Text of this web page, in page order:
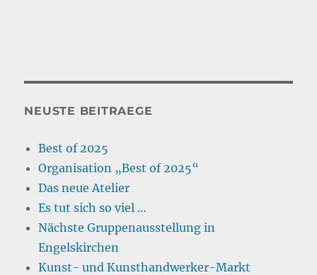
NEUSTE BEITRAEGE
Best of 2025
Organisation „Best of 2025“
Das neue Atelier
Es tut sich so viel …
Nächste Gruppenausstellung in
Engelskirchen
Kunst- und Kunsthandwerker-Markt